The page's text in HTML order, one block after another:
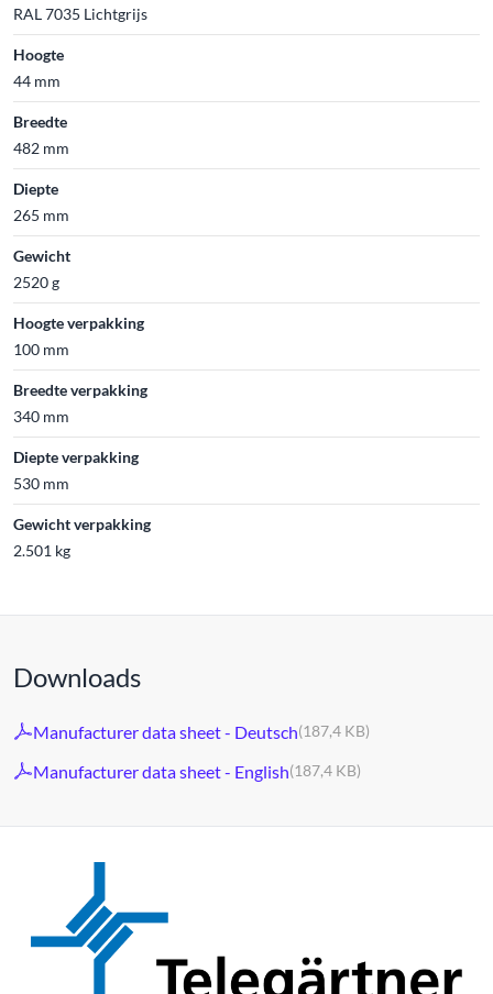
RAL 7035 Lichtgrijs
Hoogte
44 mm
Breedte
482 mm
Diepte
265 mm
Gewicht
2520 g
Hoogte verpakking
100 mm
Breedte verpakking
340 mm
Diepte verpakking
530 mm
Gewicht verpakking
2.501 kg
Downloads
Manufacturer data sheet - Deutsch(187,4 KB)
Manufacturer data sheet - English(187,4 KB)